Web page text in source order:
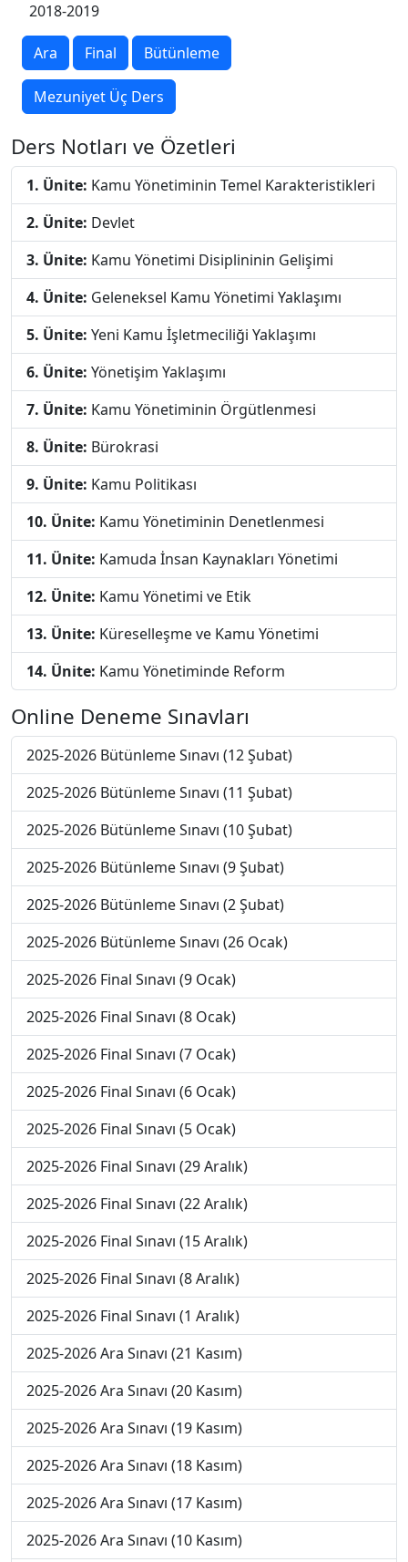
2018-2019
Ara Final Bütünleme
Mezuniyet Üç Ders
Ders Notları ve Özetleri
1. Ünite: Kamu Yönetiminin Temel Karakteristikleri
2. Ünite: Devlet
3. Ünite: Kamu Yönetimi Disiplininin Gelişimi
4. Ünite: Geleneksel Kamu Yönetimi Yaklaşımı
5. Ünite: Yeni Kamu İşletmeciliği Yaklaşımı
6. Ünite: Yönetişim Yaklaşımı
7. Ünite: Kamu Yönetiminin Örgütlenmesi
8. Ünite: Bürokrasi
9. Ünite: Kamu Politikası
10. Ünite: Kamu Yönetiminin Denetlenmesi
11. Ünite: Kamuda İnsan Kaynakları Yönetimi
12. Ünite: Kamu Yönetimi ve Etik
13. Ünite: Küreselleşme ve Kamu Yönetimi
14. Ünite: Kamu Yönetiminde Reform
Online Deneme Sınavları
2025-2026 Bütünleme Sınavı (12 Şubat)
2025-2026 Bütünleme Sınavı (11 Şubat)
2025-2026 Bütünleme Sınavı (10 Şubat)
2025-2026 Bütünleme Sınavı (9 Şubat)
2025-2026 Bütünleme Sınavı (2 Şubat)
2025-2026 Bütünleme Sınavı (26 Ocak)
2025-2026 Final Sınavı (9 Ocak)
2025-2026 Final Sınavı (8 Ocak)
2025-2026 Final Sınavı (7 Ocak)
2025-2026 Final Sınavı (6 Ocak)
2025-2026 Final Sınavı (5 Ocak)
2025-2026 Final Sınavı (29 Aralık)
2025-2026 Final Sınavı (22 Aralık)
2025-2026 Final Sınavı (15 Aralık)
2025-2026 Final Sınavı (8 Aralık)
2025-2026 Final Sınavı (1 Aralık)
2025-2026 Ara Sınavı (21 Kasım)
2025-2026 Ara Sınavı (20 Kasım)
2025-2026 Ara Sınavı (19 Kasım)
2025-2026 Ara Sınavı (18 Kasım)
2025-2026 Ara Sınavı (17 Kasım)
2025-2026 Ara Sınavı (10 Kasım)